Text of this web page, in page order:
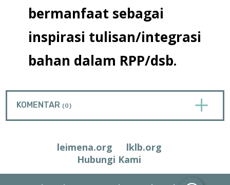
bermanfaat sebagai
inspirasi tulisan/integrasi
bahan dalam RPP/dsb.
KOMENTAR (0) L
leimena.org
lklb.org
Hubungi Kami